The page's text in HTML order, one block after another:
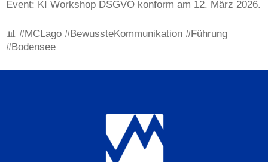
Event: KI Workshop DSGVO konform am 12. März 2026.
📊 #MCLago #BewussteKommunikation #Führung
#Bodensee